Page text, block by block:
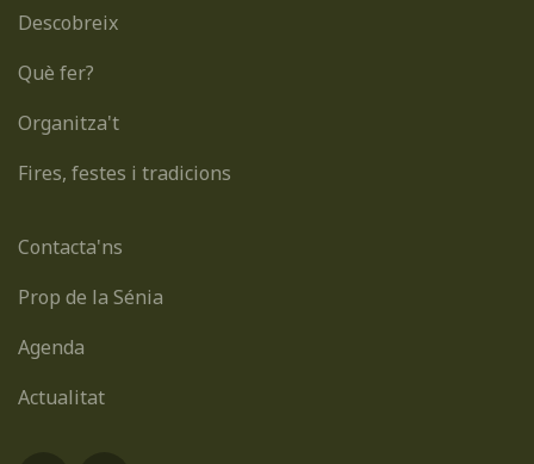
Descobreix
Què fer?
Organitza't
Fires, festes i tradicions
Contacta'ns
Prop de la Sénia
Agenda
Actualitat